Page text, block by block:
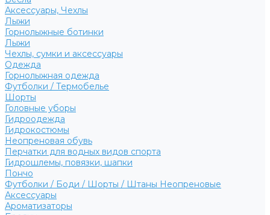
Аксессуары, Чехлы
Лыжи
Горнолыжные ботинки
Лыжи
Чехлы, сумки и аксессуары
Одежда
Горнолыжная одежда
Футболки / Термобелье
Шорты
Головные уборы
Гидроодежда
Гидрокостюмы
Неопреновая обувь
Перчатки для водных видов спорта
Гидрошлемы, повязки, шапки
Пончо
Футболки / Боди / Шорты / Штаны Неопреновые
Аксессуары
Ароматизаторы